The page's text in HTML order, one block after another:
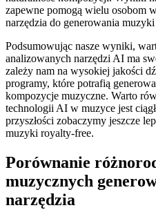
zapewne pomogą wielu osobom
narzędzia do generowania
Podsumowując nasze wyniki,
analizowanych narzędzi AI ma
zależy nam na wysokiej jakości
programy, które potrafią
kompozycje muzyczne. Warto
technologii AI w muzyce jest
przyszłości zobaczymy jeszcze
muzyki royalty-free.
Porównanie
muzycznych
narzędzia